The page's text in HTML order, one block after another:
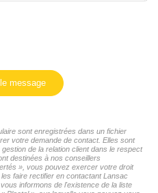
message
sont enregistrées dans un fichier
votre demande de contact. Elles sont
de la relation client dans le respect
destinées à nos conseillers
», vous pouvez exercer votre droit
faire rectifier en contactant Lansac
informons de l'existence de la liste